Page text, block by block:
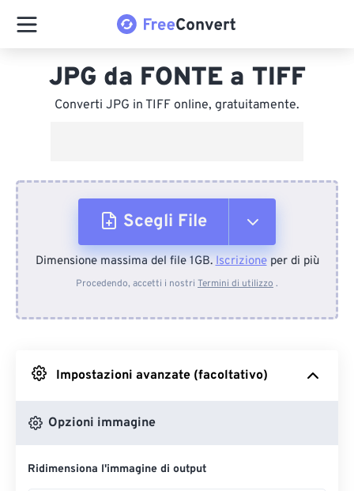
JPG da FONTE a TIFF
Converti JPG in TIFF online, gratuitamente.
Scegli File
Dal dispositivo
Da Google Drive
Dimensione massima del file 1GB.Iscrizioneper di più
Procedendo, accetti i nostri Termini di utilizzo .
Impostazioni avanzate (facoltativo)
Opzioni immagine
Ridimensiona l'immagine di output